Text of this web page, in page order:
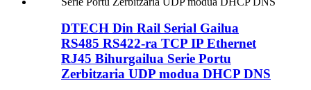
DTECH Din Rail Serial Gailua
RS485 RS422-ra TCP IP Ethernet
RJ45 Bihurgailua Serie Portu
Zerbitzaria UDP modua DHCP DNS